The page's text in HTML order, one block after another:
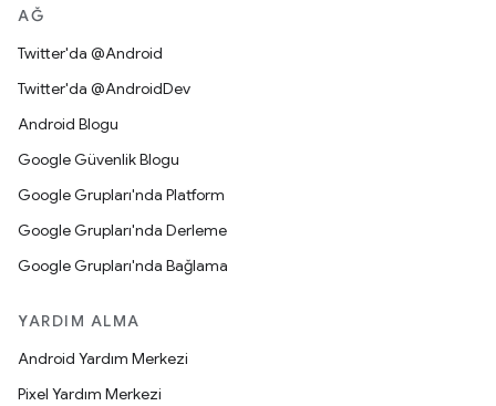
AĞ
Twitter'da @Android
Twitter'da @AndroidDev
Android Blogu
Google Güvenlik Blogu
Google Grupları'nda Platform
Google Grupları'nda Derleme
Google Grupları'nda Bağlama
YARDIM ALMA
Android Yardım Merkezi
Pixel Yardım Merkezi